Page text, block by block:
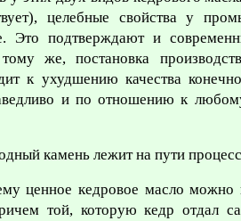
целебные свойства у
Это подтверждают и
же, постановка
к ухудшению качества
и по отношению к
камень лежит на пути
ценное кедровое масло можно
той, которую кедр отдал